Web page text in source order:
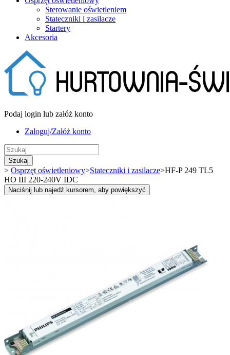
Sterowanie oświetleniem
Stateczniki i zasilacze
Startery
Akcesoria
Podaj login lub załóż konto
Zaloguj/Załóż konto
Szukaj
> Osprzęt oświetleniowy>Stateczniki i zasilacze>HF-P 249 TL5
HO III 220-240V IDC
Naciśnij lub najedź kursorem, aby powiększyć